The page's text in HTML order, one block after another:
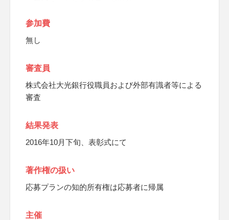
参加費
無し
審査員
株式会社大光銀行役職員および外部有識者等による
審査
結果発表
2016年10月下旬、表彰式にて
著作権の扱い
応募プランの知的所有権は応募者に帰属
主催